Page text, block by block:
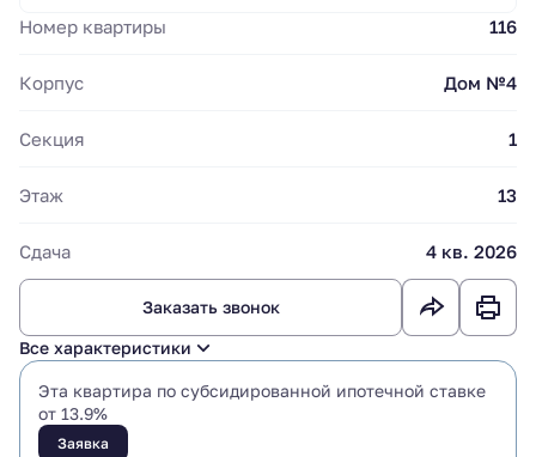
Стандартная ипотека от 13.9%
Номер квартиры 116
Корпус Дом №4
Секция 1
Этаж 13
Сдача 4 кв. 2026
Заказать звонок
Все характеристики
Эта квартира по субсидированной ипотечной ставке
от 13.9%
Заявка